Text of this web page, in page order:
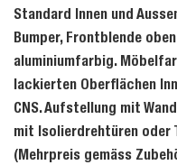
Standard Innen und
Bumper, Frontblende
aluminiumfarbig.
lackierten Oberflächen
CNS. Aufstellung mit
mit Isolierdrehtüren oder
(Mehrpreis gemäss